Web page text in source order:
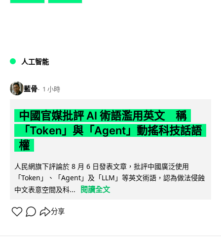
人工智能
藍骨 1 小時
中國官媒批評 AI 術語濫用英文 稱
「Token」與「Agent」動搖科技話語
權
人民網旗下評論於 8 月 6 日發表文章，批評中國廣泛使用
「Token」、「Agent」及「LLM」等英文術語，認為做法侵蝕
中文表意空間及科...
閱讀全文
分享